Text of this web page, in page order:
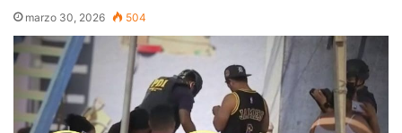
marzo 30, 2026 504